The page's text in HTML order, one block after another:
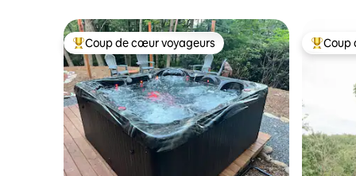
Coups de cœur voyageurs les plus appréciés
Coup de cœur voyageurs Coups
Coup